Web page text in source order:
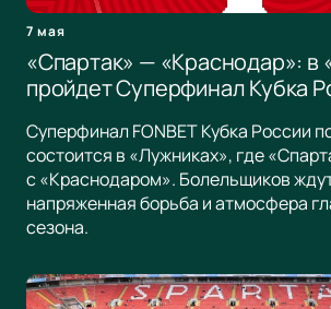
7 мая
«Спартак» — «Краснодар»: в
пройдет Суперфинал Кубка
Суперфинал FONBET Кубка России
состоится в «Лужниках», где
с «Краснодаром». Болельщиков
напряженная борьба и атмосфера
сезона.